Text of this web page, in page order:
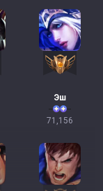
Эш
71,156